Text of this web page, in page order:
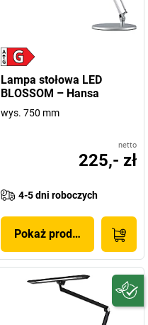
Lampa stołowa LED
BLOSSOM – Hansa
wys. 750 mm
netto
225,- zł
4-5 dni roboczych
Pokaż produkt